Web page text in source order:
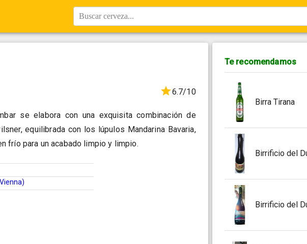
Buscar cerveza...
6.7/10
se elabora con una exquisita combinación de
equilibrada con los lúpulos Mandarina Bavaria,
frío para un acabado limpio y limpio.
Te recomendamos
Birra Tirana
Birrificio del
Birrificio del